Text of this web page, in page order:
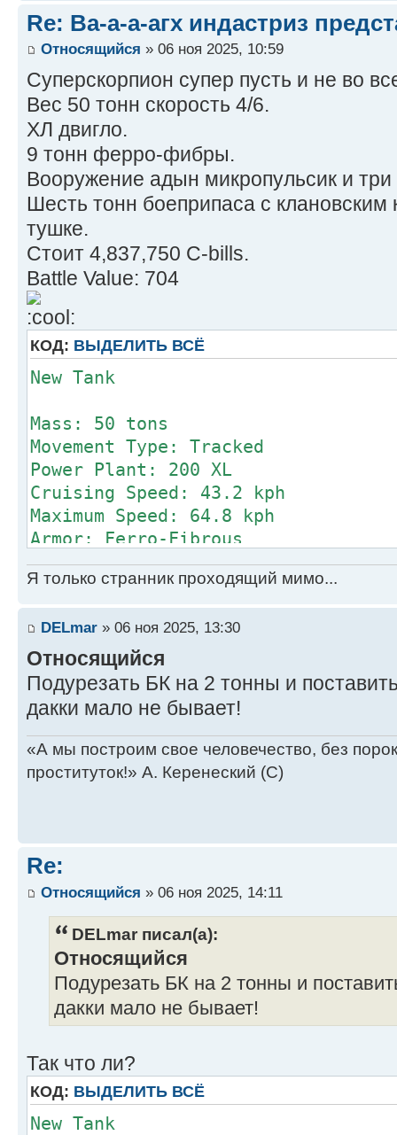
Re: Ва-а-а-агх индастриз
Относящийся » 06 ноя 2025, 10:59
Суперскорпион супер пусть и не во
Вес 50 тонн скорость 4/6.
ХЛ двигло.
9 тонн ферро-фибры.
Вооружение адын микропульсик и
Шесть тонн боеприпаса с
тушке.
Стоит 4,837,750 C-bills.
Battle Value: 704
КОД: ВЫДЕЛИТЬ ВСЁ
New Tank
Mass: 50 tons
Movement Type: Tracked
Power Plant: 200 XL
Cruising Speed: 43.2 kph
Maximum Speed: 64.8 kph
Armor: Ferro-Fibrous
Armament:
1 Micro Pulse Laser
3 AC/2
Manufacturer: Unknown
Primary Factory: Unknown
Communication System: Unknown
Targeting & Tracking System:
Introduction Year: 3145
Tech Rating/Availability: F/X-X-X-
Cost: 4,837,750 C-bills
Technology Base: Mixed (Advanced)
Movement Type: Tracked
Tonnage: 50
Battle Value: 704
Internal
Engine
Cruising MP: 4
Heat
Control
Power
Я только странник проходящий мимо...
DELmar » 06 ноя 2025, 13:30
Относящийся
Подурезать БК на 2 тонны и
дакки мало не бывает!
«А мы построим свое человечество, без
проституток!» А. Керенеский (С)
Re:
Относящийся » 06 ноя 2025, 14:11
DELmar писал(а):
Относящийся
Подурезать БК на 2 тонны и
дакки мало не бывает!
Так что ли?
КОД: ВЫДЕЛИТЬ ВСЁ
New Tank